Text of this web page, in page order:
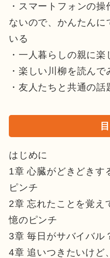
・スマートフォンの
ないので、かんたんに
いる
・一人暮らしの親に
・楽しい川柳を読んで
・友人たちと共通の
はじめに
1章 心臓がどきどきす
ピンチ
2章 忘れたことを覚え
憶のピンチ
3章 毎日がサバイバル
4章 追いつきたいけど